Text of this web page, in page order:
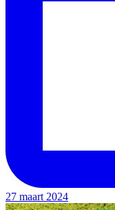
27 maart 2024